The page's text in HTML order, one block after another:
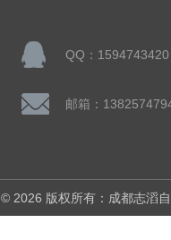
QQ：1594743420
© 2026 版权所有：成都志滔